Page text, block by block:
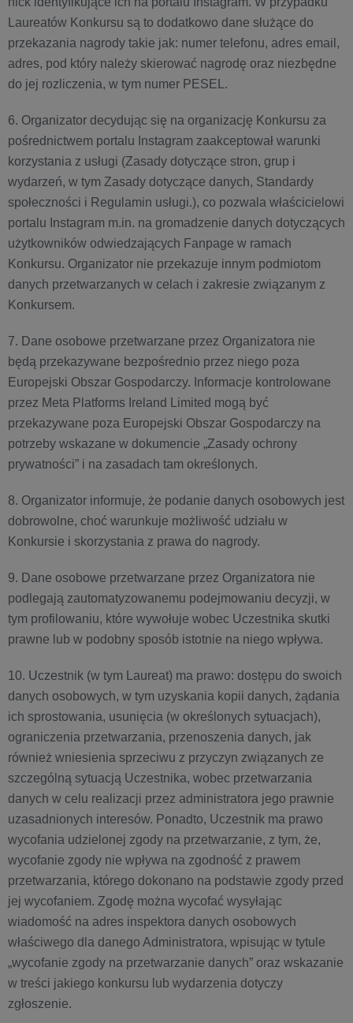
Laureatów Konkursu są to dodatkowo dane służące do
przekazania nagrody takie jak: numer telefonu, adres email,
adres, pod który należy skierować nagrodę oraz niezbędne
do jej rozliczenia, w tym numer PESEL.
6. Organizator decydując się na organizację Konkursu za
pośrednictwem portalu Instagram zaakceptował warunki
korzystania z usługi (Zasady dotyczące stron, grup i
wydarzeń, w tym Zasady dotyczące danych, Standardy
społeczności i Regulamin usługi.), co pozwala właścicielowi
portalu Instagram m.in. na gromadzenie danych dotyczących
użytkowników odwiedzających Fanpage w ramach
Konkursu. Organizator nie przekazuje innym podmiotom
danych przetwarzanych w celach i zakresie związanym z
Konkursem.
7. Dane osobowe przetwarzane przez Organizatora nie
będą przekazywane bezpośrednio przez niego poza
Europejski Obszar Gospodarczy. Informacje kontrolowane
przez Meta Platforms Ireland Limited mogą być
przekazywane poza Europejski Obszar Gospodarczy na
potrzeby wskazane w dokumencie „Zasady ochrony
prywatności” i na zasadach tam określonych.
8. Organizator informuje, że podanie danych osobowych jest
dobrowolne, choć warunkuje możliwość udziału w
Konkursie i skorzystania z prawa do nagrody.
9. Dane osobowe przetwarzane przez Organizatora nie
podlegają zautomatyzowanemu podejmowaniu decyzji, w
tym profilowaniu, które wywołuje wobec Uczestnika skutki
prawne lub w podobny sposób istotnie na niego wpływa.
10. Uczestnik (w tym Laureat) ma prawo: dostępu do swoich
danych osobowych, w tym uzyskania kopii danych, żądania
ich sprostowania, usunięcia (w określonych sytuacjach),
ograniczenia przetwarzania, przenoszenia danych, jak
również wniesienia sprzeciwu z przyczyn związanych ze
szczególną sytuacją Uczestnika, wobec przetwarzania
danych w celu realizacji przez administratora jego prawnie
uzasadnionych interesów. Ponadto, Uczestnik ma prawo
wycofania udzielonej zgody na przetwarzanie, z tym, że,
wycofanie zgody nie wpływa na zgodność z prawem
przetwarzania, którego dokonano na podstawie zgody przed
jej wycofaniem. Zgodę można wycofać wysyłając
wiadomość na adres inspektora danych osobowych
właściwego dla danego Administratora, wpisując w tytule
„wycofanie zgody na przetwarzanie danych” oraz wskazanie
w treści jakiego konkursu lub wydarzenia dotyczy
zgłoszenie.